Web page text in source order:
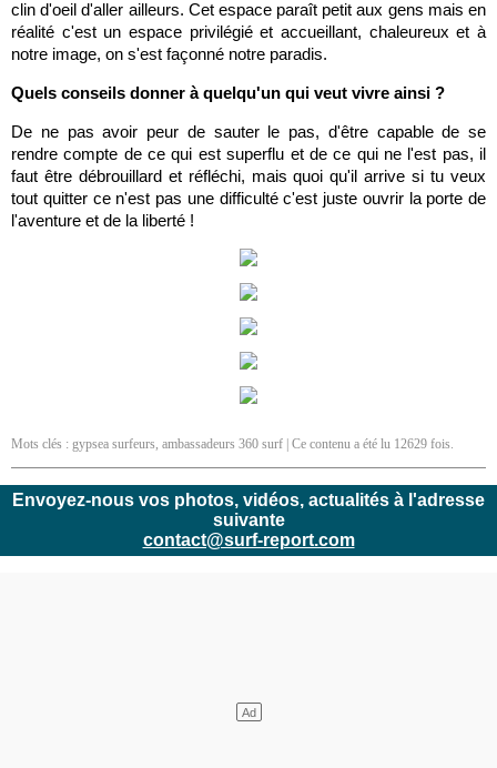
clin d'oeil d'aller ailleurs. Cet espace paraît petit aux gens mais en
réalité c'est un espace privilégié et accueillant, chaleureux et à
notre image, on s'est façonné notre paradis.
Quels conseils donner à quelqu'un qui veut vivre ainsi ?
De ne pas avoir peur de sauter le pas, d'être capable de se
rendre compte de ce qui est superflu et de ce qui ne l'est pas, il
faut être débrouillard et réfléchi, mais quoi qu'il arrive si tu veux
tout quitter ce n'est pas une difficulté c'est juste ouvrir la porte de
l'aventure et de la liberté !
Mots clés : gypsea surfeurs, ambassadeurs 360 surf | Ce contenu a été lu 12629 fois.
Envoyez-nous vos photos, vidéos, actualités à l'adresse
suivante
contact@surf-report.com